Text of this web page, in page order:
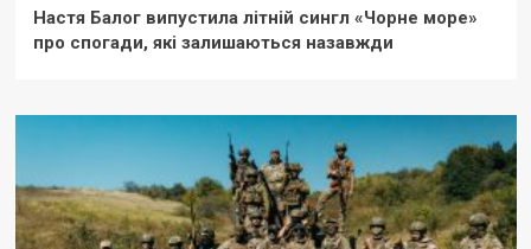
Настя Балог випустила літній сингл «Чорне море»
про спогади, які залишаються назавжди